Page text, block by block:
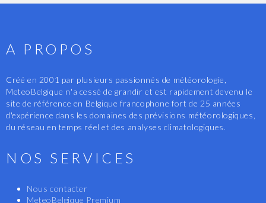
A PROPOS
Créé en 2001 par plusieurs passionnés de météorologie,
MeteoBelgique n'a cessé de grandir et est rapidement devenu le
site de référence en Belgique francophone fort de 25 années
d'expérience dans les domaines des prévisions météorologiques,
du réseau en temps réel et des analyses climatologiques.
NOS SERVICES
Nous contacter
MeteoBelgique Premium